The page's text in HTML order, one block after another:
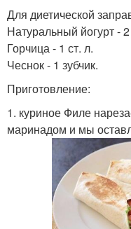
Для диетической
Натуральный йогурт - 2
Горчица - 1 ст. л.
Чеснок - 1 зубчик.
Приготовление:
1. куриное Филе
маринадом и мы